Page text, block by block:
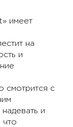
имеет
на
и
смотрится с
и
что